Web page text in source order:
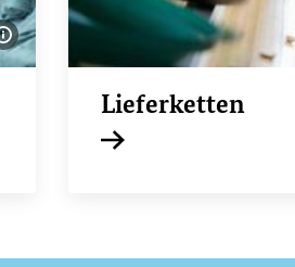
Bildinformationen einblenden
Lieferketten